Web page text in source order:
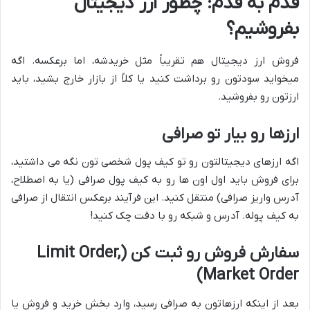
بفروشیم؟
فروش ارز دیجیتال هم تقریباً مثل خریدشه، اما برعکسه. اگه
میخواید سودتون رو برداشت کنید یا کلاً از بازار خارج بشید، باید
ارزتون رو بفروشید.
ارزها رو بیار تو صرافی
اگه ارزهای دیجیتالتون رو تو کیف پول شخصی تون نگه می داشتید،
برای فروش باید اول اون ها رو به کیف پول صرافی (یا به اصطلاح،
آدرس واریز صرافی) منتقل کنید. این فرآیند برعکس انتقال از صرافی
به کیف پوله. آدرس و شبکه رو با دقت چک کنید!
سفارش فروش رو ثبت کن (Limit Order,
Market Order)
بعد از اینکه ارزهاتون به صرافی رسید، وارد بخش خرید و فروش یا